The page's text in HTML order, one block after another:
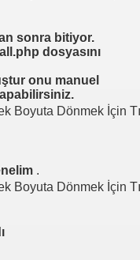
sonra bitiyor.
dosyasını
onu manuel
Boyuta Dönmek İçin
.
Boyuta Dönmek İçin